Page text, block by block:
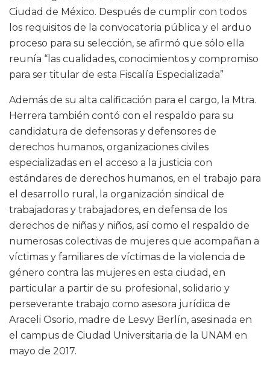
Ciudad de México. Después de cumplir con todos
los requisitos de la convocatoria pública y el arduo
proceso para su selección, se afirmó que sólo ella
reunía “las cualidades, conocimientos y compromiso
para ser titular de esta Fiscalía Especializada”
Además de su alta calificación para el cargo, la Mtra.
Herrera también contó con el respaldo para su
candidatura de defensoras y defensores de
derechos humanos, organizaciones civiles
especializadas en el acceso a la justicia con
estándares de derechos humanos, en el trabajo para
el desarrollo rural, la organización sindical de
trabajadoras y trabajadores, en defensa de los
derechos de niñas y niños, así como el respaldo de
numerosas colectivas de mujeres que acompañan a
víctimas y familiares de víctimas de la violencia de
género contra las mujeres en esta ciudad, en
particular a partir de su profesional, solidario y
perseverante trabajo como asesora jurídica de
Araceli Osorio, madre de Lesvy Berlín, asesinada en
el campus de Ciudad Universitaria de la UNAM en
mayo de 2017.